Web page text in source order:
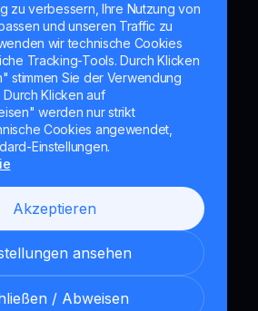
zu verbessern, Ihre Nutzung von
und unseren Traffic zu
wir technische Cookies
Tracking-Tools. Durch Klicken
stimmen Sie der Verwendung
Klicken auf
werden nur strikt
Cookies angewendet,
Einstellungen.
Akzeptieren
ansehen
/ Abweisen
für IT-Entwicklung, Forschung und